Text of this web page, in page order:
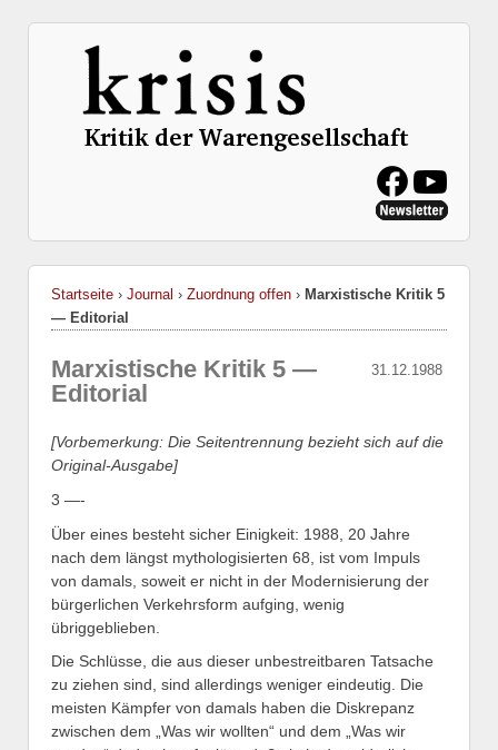
Startseite › Journal › Zuordnung offen › Marxistische Kritik 5
— Editorial
31.12.1988
Marxistische Kritik 5 —
Editorial
[Vorbemerkung: Die Seitentrennung bezieht sich auf die
Original-Ausgabe]
3 —-
Über eines besteht sicher Einigkeit: 1988, 20 Jahre
nach dem längst mythologisierten 68, ist vom Impuls
von damals, soweit er nicht in der Modernisierung der
bürgerlichen Verkehrsform aufging, wenig
übriggeblieben.
Die Schlüsse, die aus dieser unbestreitbaren Tatsache
zu ziehen sind, sind allerdings weniger eindeutig. Die
meisten Kämpfer von damals haben die Diskrepanz
zwischen dem „Was wir wollten“ und dem „Was wir